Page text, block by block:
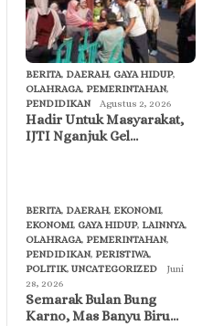
BERITA, DAERAH, GAYA HIDUP,
OLAHRAGA, PEMERINTAHAN,
PENDIDIKAN
Agustus 2, 2026
Hadir Untuk Masyarakat,
IJTI Nganjuk Gel…
BERITA, DAERAH, EKONOMI,
EKONOMI, GAYA HIDUP, LAINNYA,
OLAHRAGA, PEMERINTAHAN,
PENDIDIKAN, PERISTIWA,
POLITIK, UNCATEGORIZED
Juni
28, 2026
Semarak Bulan Bung
Karno, Mas Banyu Biru…